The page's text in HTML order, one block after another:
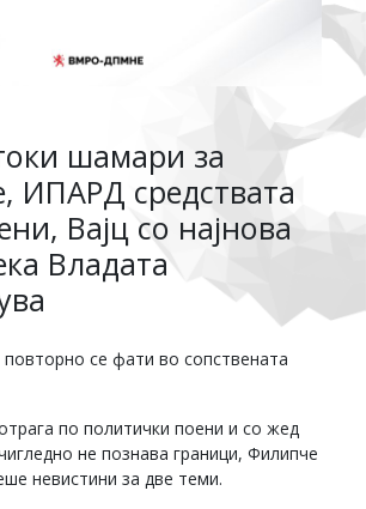
шамари за
ИПАРД средствата
Вајц со најнова
Владата
се фати во сопствената
по политички поени и со жед
не познава граници, Филипче
невистини за две теми.